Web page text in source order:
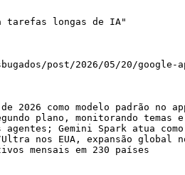
tarefas longas de IA"
post/2026/05/20/google-
2026 como modelo padrão no
plano, monitorando temas
Gemini Spark atua
nos EUA, expansão global
mensais em 230 países